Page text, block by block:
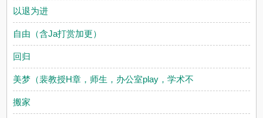
以退为进
自由（含Ja打赏加更）
回归
美梦（裴教授H章，师生，办公室play，学术不
搬家